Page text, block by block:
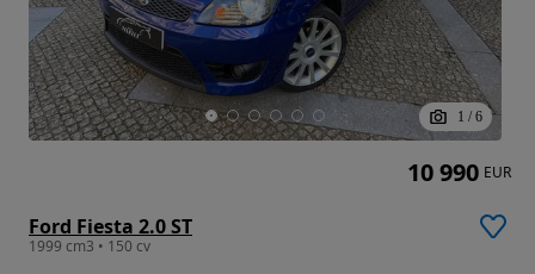
1 / 6
Ford Fiesta 2.0 ST
1999 cm3 • 150 cv
10 990 EUR